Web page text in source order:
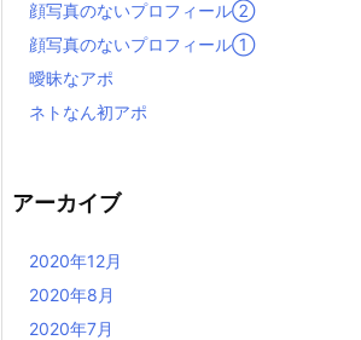
顔写真のないプロフィール②
顔写真のないプロフィール①
曖昧なアポ
ネトなん初アポ
アーカイブ
2020年12月
2020年8月
2020年7月